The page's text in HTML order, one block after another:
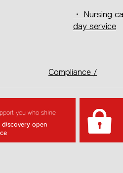
・ Nursing
day service
Compliance /
discovery open
you who shine